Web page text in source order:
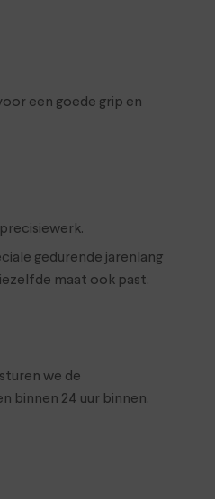
een goede grip en
gedurende jarenlang
maat ook past.
we de
binnen 24 uur binnen.